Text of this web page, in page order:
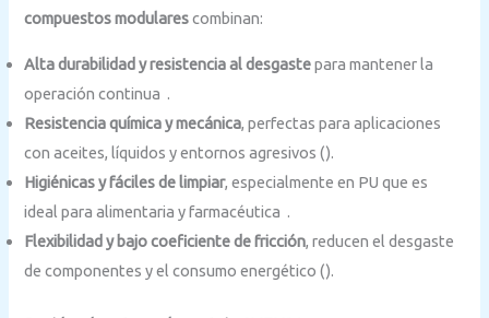
compuestos modularescombinan:
Alta durabilidad y resistencia al desgastepara mantener la
operación continua .
Resistencia química y mecánica, perfectas para aplicaciones
con aceites, líquidos y entornos agresivos ().
Higiénicas y fáciles de limpiar, especialmente en PU que es
ideal para alimentaria y farmacéutica .
Flexibilidad y bajo coeficiente de fricción, reducen el desgaste
de componentes y el consumo energético ().